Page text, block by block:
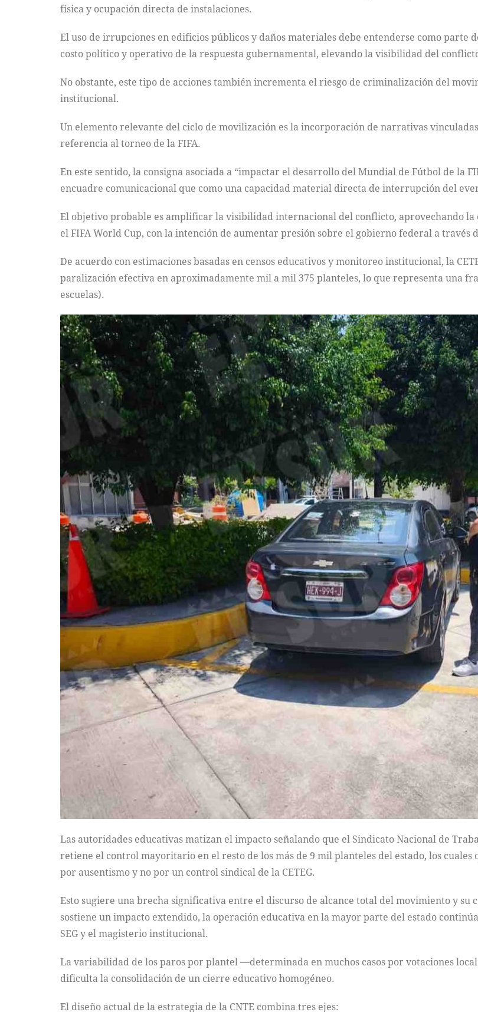
física y ocupación directa de instalaciones.
El uso de irrupciones en edificios públicos y daños materiales debe entenderse como
costo político y operativo de la respuesta gubernamental, elevando la visibilidad del
No obstante, este tipo de acciones también incrementa el riesgo de criminalización del
institucional.
Un elemento relevante del ciclo de movilización es la incorporación de narrativas
referencia al torneo de la FIFA.
En este sentido, la consigna asociada a “impactar el desarrollo del Mundial de Fútbol de la
encuadre comunicacional que como una capacidad material directa de interrupción del
El objetivo probable es amplificar la visibilidad internacional del conflicto, aprovechando la
el FIFA World Cup, con la intención de aumentar presión sobre el gobierno federal a través
De acuerdo con estimaciones basadas en censos educativos y monitoreo institucional, la
paralización efectiva en aproximadamente mil a mil 375 planteles, lo que representa una
escuelas).
Las autoridades educativas matizan el impacto señalando que el Sindicato Nacional de
retiene el control mayoritario en el resto de los más de 9 mil planteles del estado, los
por ausentismo y no por un control sindical de la CETEG.
Esto sugiere una brecha significativa entre el discurso de alcance total del movimiento y
sostiene un impacto extendido, la operación educativa en la mayor parte del estado
SEG y el magisterio institucional.
La variabilidad de los paros por plantel —determinada en muchos casos por votaciones
dificulta la consolidación de un cierre educativo homogéneo.
El diseño actual de la estrategia de la CNTE combina tres ejes: